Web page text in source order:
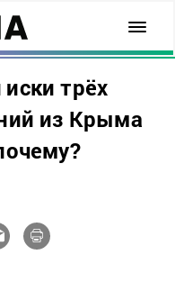
трёх
из Крыма